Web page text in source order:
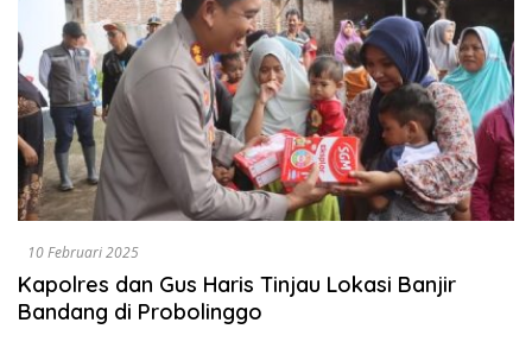
10 Februari 2025
Kapolres dan Gus Haris Tinjau Lokasi Banjir
Bandang di Probolinggo